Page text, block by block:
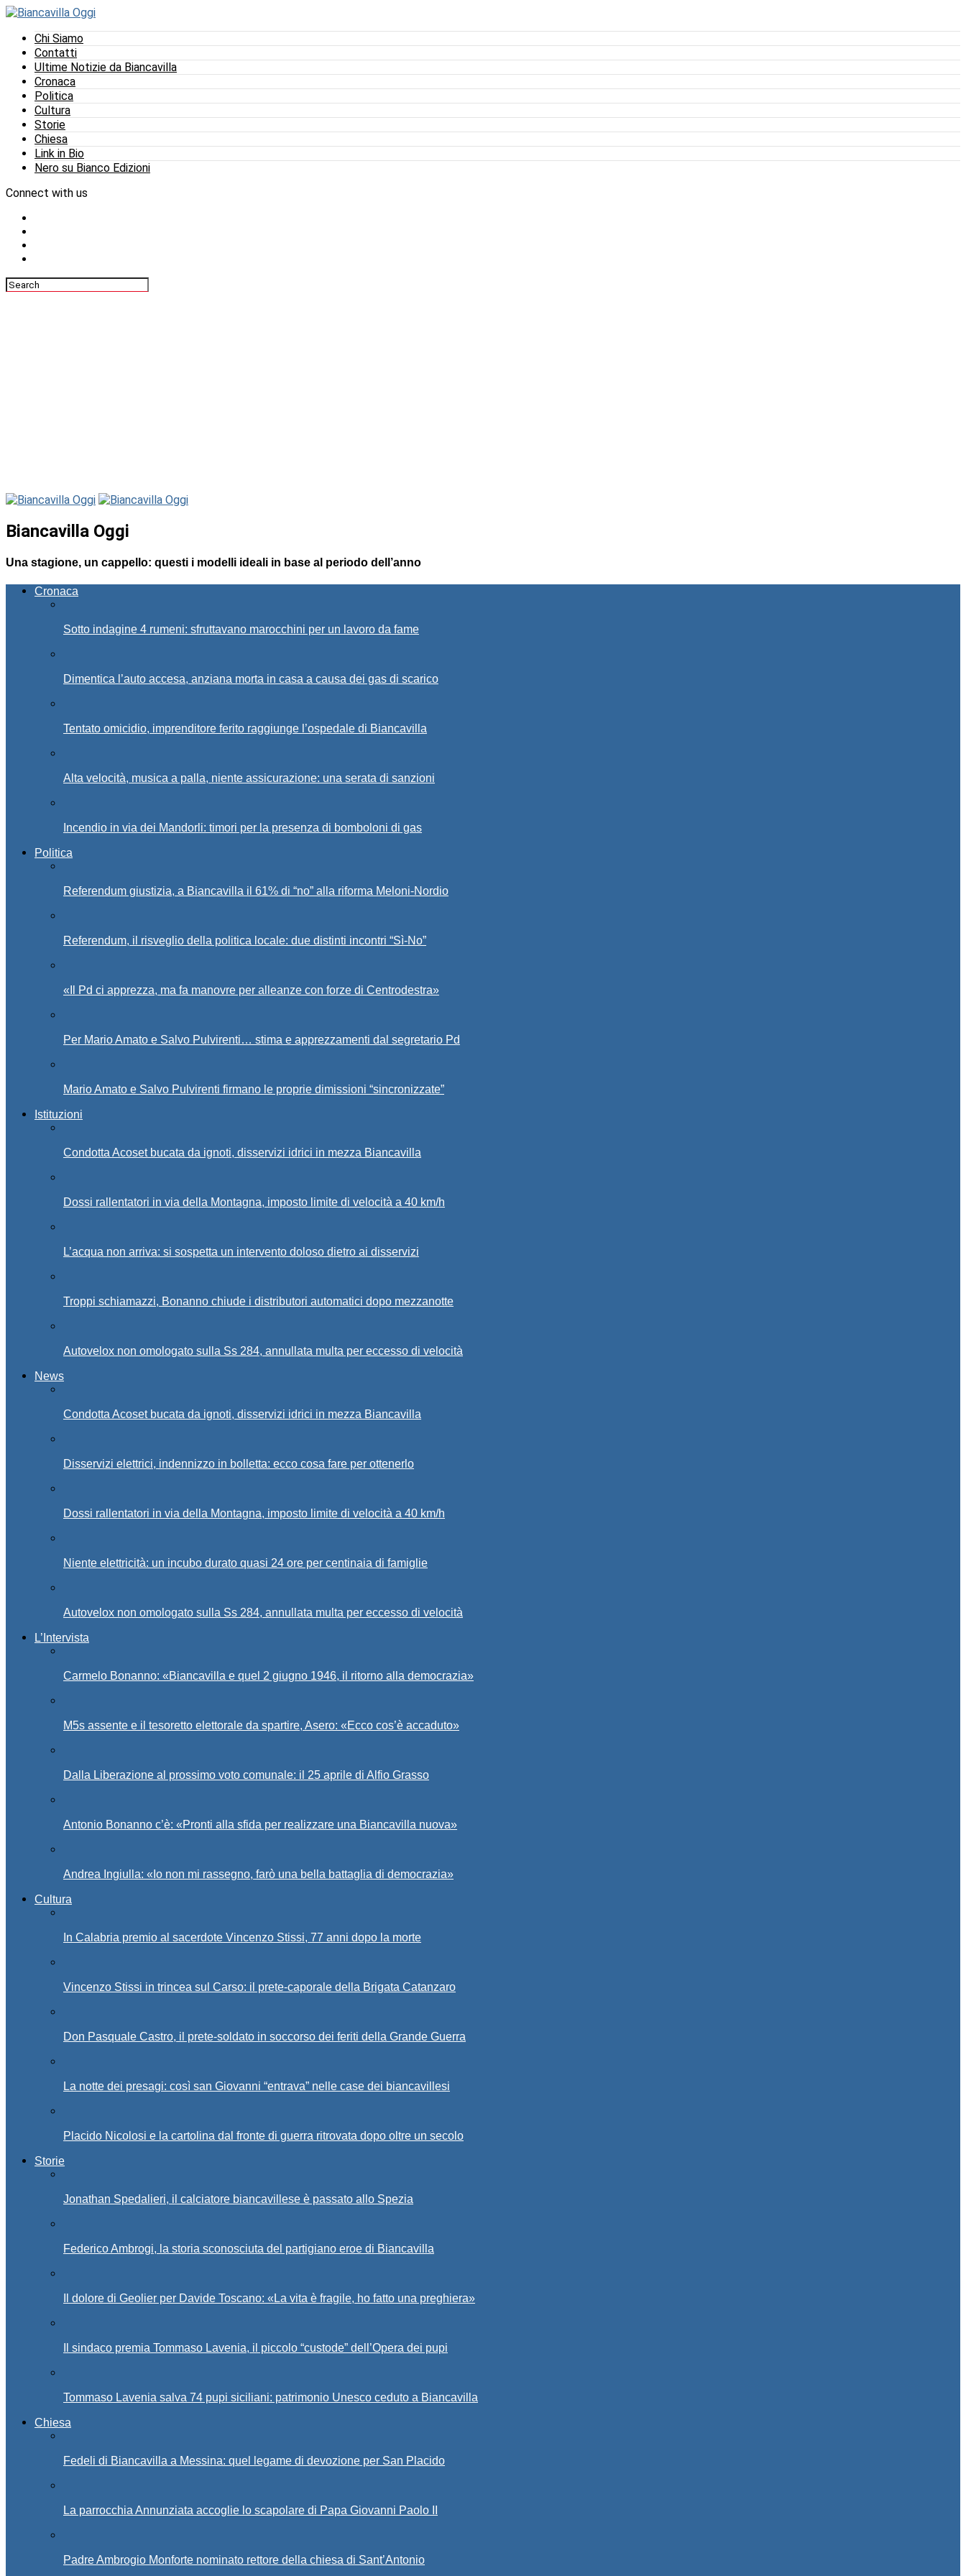
Chi Siamo
Contatti
Ultime Notizie da Biancavilla
Cronaca
Politica
Cultura
Storie
Chiesa
Link in Bio
Nero su Bianco Edizioni
Connect with us
Biancavilla Oggi
Una stagione, un cappello: questi i modelli ideali in base al periodo dell’anno
Cronaca
Sotto indagine 4 rumeni: sfruttavano marocchini per un lavoro da fame
Dimentica l’auto accesa, anziana morta in casa a causa dei gas di scarico
Tentato omicidio, imprenditore ferito raggiunge l’ospedale di Biancavilla
Alta velocità, musica a palla, niente assicurazione: una serata di sanzioni
Incendio in via dei Mandorli: timori per la presenza di bomboloni di gas
Politica
Referendum giustizia, a Biancavilla il 61% di “no” alla riforma Meloni-Nordio
Referendum, il risveglio della politica locale: due distinti incontri “Sì-No”
«Il Pd ci apprezza, ma fa manovre per alleanze con forze di Centrodestra»
Per Mario Amato e Salvo Pulvirenti… stima e apprezzamenti dal segretario Pd
Mario Amato e Salvo Pulvirenti firmano le proprie dimissioni “sincronizzate”
Istituzioni
Condotta Acoset bucata da ignoti, disservizi idrici in mezza Biancavilla
Dossi rallentatori in via della Montagna, imposto limite di velocità a 40 km/h
L’acqua non arriva: si sospetta un intervento doloso dietro ai disservizi
Troppi schiamazzi, Bonanno chiude i distributori automatici dopo mezzanotte
Autovelox non omologato sulla Ss 284, annullata multa per eccesso di velocità
News
Condotta Acoset bucata da ignoti, disservizi idrici in mezza Biancavilla
Disservizi elettrici, indennizzo in bolletta: ecco cosa fare per ottenerlo
Dossi rallentatori in via della Montagna, imposto limite di velocità a 40 km/h
Niente elettricità: un incubo durato quasi 24 ore per centinaia di famiglie
Autovelox non omologato sulla Ss 284, annullata multa per eccesso di velocità
L’Intervista
Carmelo Bonanno: «Biancavilla e quel 2 giugno 1946, il ritorno alla democrazia»
M5s assente e il tesoretto elettorale da spartire, Asero: «Ecco cos’è accaduto»
Dalla Liberazione al prossimo voto comunale: il 25 aprile di Alfio Grasso
Antonio Bonanno c’è: «Pronti alla sfida per realizzare una Biancavilla nuova»
Andrea Ingiulla: «Io non mi rassegno, farò una bella battaglia di democrazia»
Cultura
In Calabria premio al sacerdote Vincenzo Stissi, 77 anni dopo la morte
Vincenzo Stissi in trincea sul Carso: il prete-caporale della Brigata Catanzaro
Don Pasquale Castro, il prete-soldato in soccorso dei feriti della Grande Guerra
La notte dei presagi: così san Giovanni “entrava” nelle case dei biancavillesi
Placido Nicolosi e la cartolina dal fronte di guerra ritrovata dopo oltre un secolo
Storie
Jonathan Spedalieri, il calciatore biancavillese è passato allo Spezia
Federico Ambrogi, la storia sconosciuta del partigiano eroe di Biancavilla
Il dolore di Geolier per Davide Toscano: «La vita è fragile, ho fatto una preghiera»
Il sindaco premia Tommaso Lavenia, il piccolo “custode” dell’Opera dei pupi
Tommaso Lavenia salva 74 pupi siciliani: patrimonio Unesco ceduto a Biancavilla
Chiesa
Fedeli di Biancavilla a Messina: quel legame di devozione per San Placido
La parrocchia Annunziata accoglie lo scapolare di Papa Giovanni Paolo II
Padre Ambrogio Monforte nominato rettore della chiesa di Sant’Antonio